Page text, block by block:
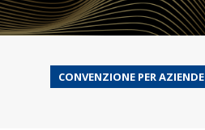
CONVENZIONE PER AZIENDE